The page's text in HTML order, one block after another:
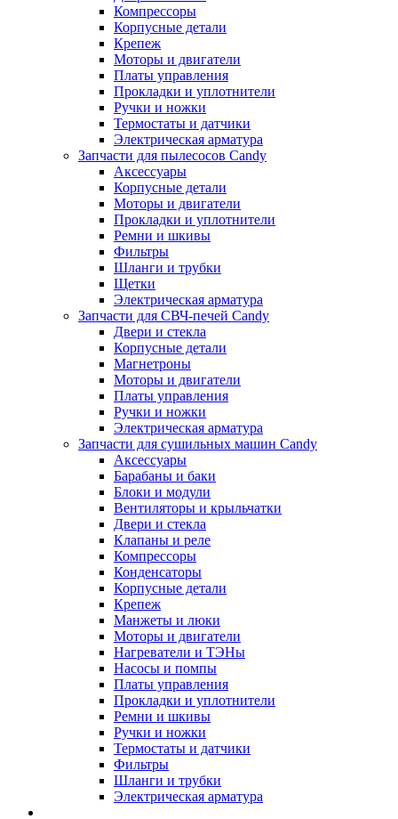
Компрессоры
Корпусные детали
Крепеж
Моторы и двигатели
Платы управления
Прокладки и уплотнители
Ручки и ножки
Термостаты и датчики
Электрическая арматура
Запчасти для пылесосов Candy
Аксессуары
Корпусные детали
Моторы и двигатели
Прокладки и уплотнители
Ремни и шкивы
Фильтры
Шланги и трубки
Щетки
Электрическая арматура
Запчасти для СВЧ-печей Candy
Двери и стекла
Корпусные детали
Магнетроны
Моторы и двигатели
Платы управления
Ручки и ножки
Электрическая арматура
Запчасти для сушильных машин Candy
Аксессуары
Барабаны и баки
Блоки и модули
Вентиляторы и крыльчатки
Двери и стекла
Клапаны и реле
Компрессоры
Конденсаторы
Корпусные детали
Крепеж
Манжеты и люки
Моторы и двигатели
Нагреватели и ТЭНы
Насосы и помпы
Платы управления
Прокладки и уплотнители
Ремни и шкивы
Ручки и ножки
Термостаты и датчики
Фильтры
Шланги и трубки
Электрическая арматура